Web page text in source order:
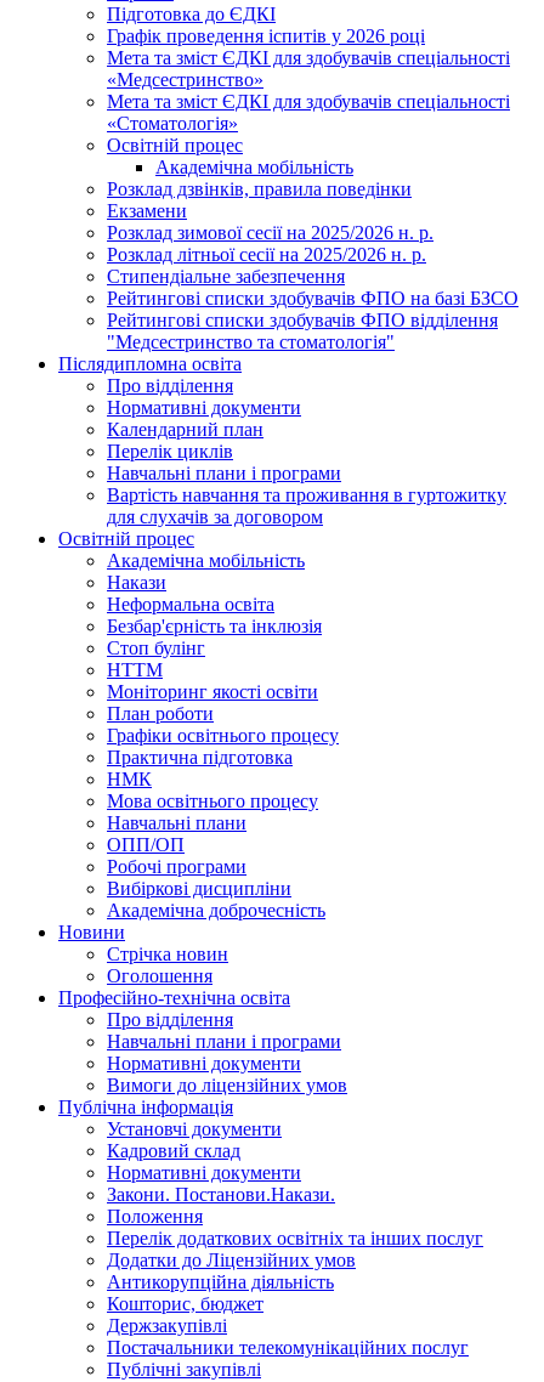
Підготовка до ЄДКІ
Графік проведення іспитів у 2026 році
Мета та зміст ЄДКІ для здобувачів спеціальності
«Медсестринство»
Мета та зміст ЄДКІ для здобувачів спеціальності
«Стоматологія»
Освітній процес
Академічна мобільність
Розклад дзвінків, правила поведінки
Екзамени
Розклад зимової сесії на 2025/2026 н. р.
Розклад літньої сесії на 2025/2026 н. р.
Стипендіальне забезпечення
Рейтингові списки здобувачів ФПО на базі БЗСО
Рейтингові списки здобувачів ФПО відділення
"Медсестринство та стоматологія"
Післядипломна освіта
Про відділення
Нормативні документи
Календарний план
Перелік циклів
Навчальні плани і програми
Вартість навчання та проживання в гуртожитку
для слухачів за договором
Освітній процес
Академічна мобільність
Накази
Неформальна освіта
Безбар'єрність та інклюзія
Стоп булінг
НТТМ
Моніторинг якості освіти
План роботи
Графіки освітнього процесу
Практична підготовка
НМК
Мова освiтнього процесу
Навчальнi плани
ОПП/ОП
Робочі програми
Вибiрковi дисциплiни
Академічна доброчесність
Новини
Стрічка новин
Оголошення
Професійно-технічна освіта
Про відділення
Навчальні плани і програми
Нормативнi документи
Вимоги до ліцензійних умов
Публічна інформація
Установчi документи
Кадровий склад
Нормативнi документи
Закони. Постанови.Накази.
Положення
Перелік додаткових освітніх та інших послуг
Додатки до Ліцензійних умов
Антикорупційна діяльність
Кошторис, бюджет
Держзакупiвлi
Постачальники телекомунікаційних послуг
Публічні закупівлі